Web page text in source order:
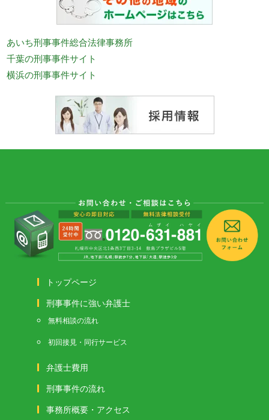
あいち刑事事件総合法律事務所
千葉の刑事事件サイト
横浜の刑事事件サイト
トップページ
刑事事件に強い弁護士
無料相談の流れ
初回接見・同行サービス
弁護士費用
刑事事件の流れ
事務所概要・アクセス